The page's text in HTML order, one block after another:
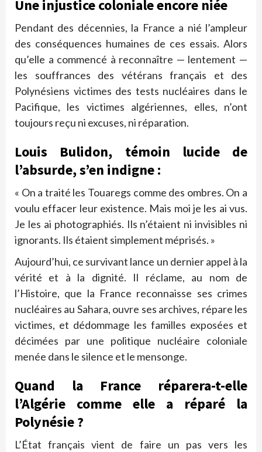
Une injustice coloniale encore niée
Pendant des décennies, la France a nié l’ampleur
des conséquences humaines de ces essais. Alors
qu’elle a commencé à reconnaître — lentement —
les souffrances des vétérans français et des
Polynésiens victimes des tests nucléaires dans le
Pacifique, les victimes algériennes, elles, n’ont
toujours reçu ni excuses, ni réparation.
Louis Bulidon, témoin lucide de
l’absurde, s’en indigne :
« On a traité les Touaregs comme des ombres. On a
voulu effacer leur existence. Mais moi je les ai vus.
Je les ai photographiés. Ils n’étaient ni invisibles ni
ignorants. Ils étaient simplement méprisés. »
Aujourd’hui, ce survivant lance un dernier appel à la
vérité et à la dignité. Il réclame, au nom de
l’Histoire, que la France reconnaisse ses crimes
nucléaires au Sahara, ouvre ses archives, répare les
victimes, et dédommage les familles exposées et
décimées par une politique nucléaire coloniale
menée dans le silence et le mensonge.
Quand la France réparera-t-elle
l’Algérie comme elle a réparé la
Polynésie ?
L’État français vient de faire un pas vers les